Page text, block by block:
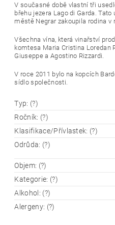
V současné době vlastní tři
břehu jezera Lago di Garda.
městě Negrar zakoupila rodina v
Všechna vína, která vinařství
komtesa Maria Cristina Loredan
Giuseppe a Agostino Rizzardi.
V roce 2011 bylo na kopcích
sídlo společnosti.
Typ: (?)
Ročník: (?)
Klasifikace/Přívlastek: (?)
Odrůda: (?)
Objem: (?)
Kategorie: (?)
Alkohol: (?)
Alergeny: (?)